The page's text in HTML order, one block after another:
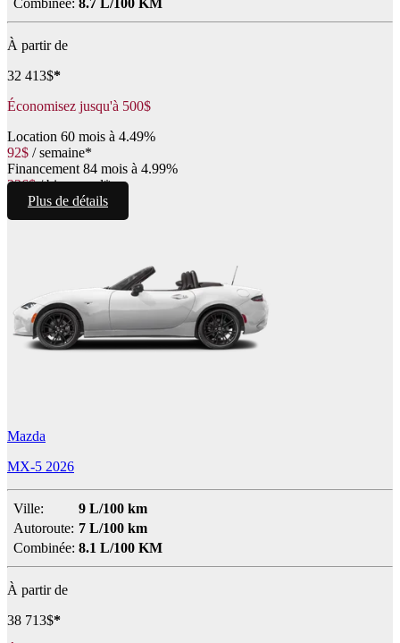
Combinée: 8.7 L/100 KM
À partir de
32 413$*
Économisez jusqu'à 500$
Location 60 mois à 4.49%
92$ /semaine*
Financement 84 mois à 4.99%
226$ /bimensuel*
Plus de détails
Mazda
MX-5 2026
Ville:
9 L/100 km
Autoroute: 7 L/100 km
Combinée: 8.1 L/100 KM
À partir de
38 713$*